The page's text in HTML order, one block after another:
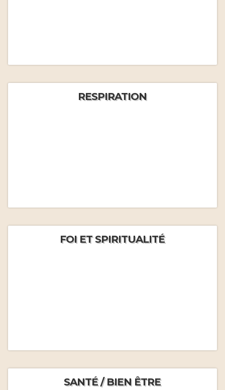
RESPIRATION
FOI ET SPIRITUALITÉ
SANTÉ / BIEN ÊTRE